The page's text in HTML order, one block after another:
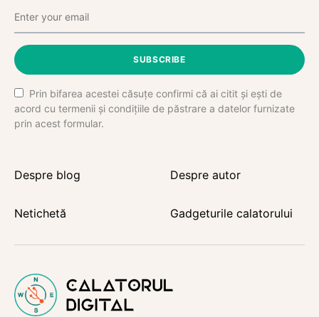
SUBSCRIBE
Prin bifarea acestei căsuțe confirmi că ai citit și ești de
acord cu termenii și condițiile de păstrare a datelor furnizate
prin acest formular.
Despre blog Despre autor
Netichetă Gadgeturile calatorului